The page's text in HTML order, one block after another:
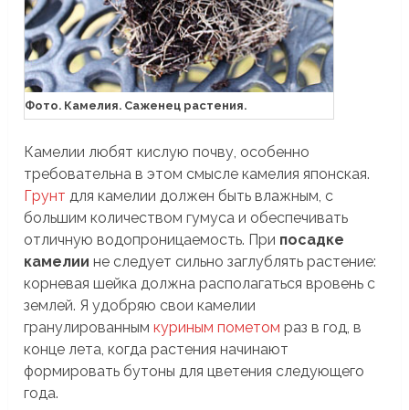
Фото. Камелия. Саженец растения.
Камелии любят кислую почву, особенно
требовательна в этом смысле камелия японская.
Грунт для камелии должен быть влажным, с
большим количеством гумуса и обеспечивать
отличную водопроницаемость. При посадке
камелии не следует сильно заглублять растение:
корневая шейка должна располагаться вровень с
землей. Я удобряю свои камелии
гранулированнымкуриным пометом раз в год, в
конце лета, когда растения начинают
формировать бутоны для цветения следующего
года.